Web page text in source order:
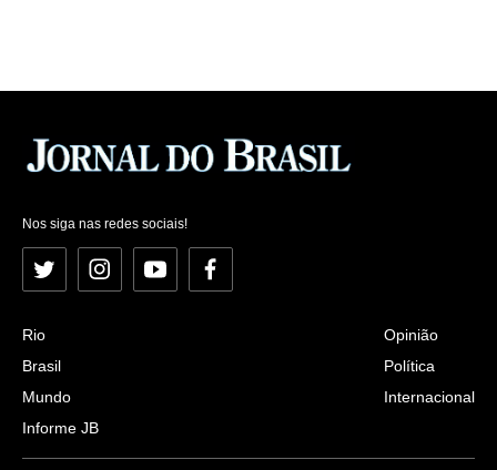
Nos siga nas redes sociais!
Twitter InstagramYouTubeFacebook
Rio
Brasil
Mundo
Informe JB
Opinião
Política
Internacional